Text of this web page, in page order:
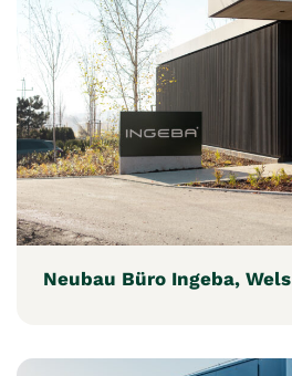
Neubau Büro Ingeba, Wels